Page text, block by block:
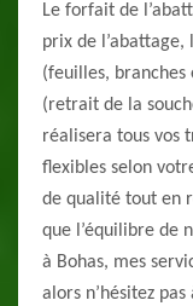
Le forfait de
prix de l’abattage,
(feuilles,
(retrait de la
réalisera tous vos
flexibles selon
de qualité tout en
que l’équilibre de
à Bohas, mes
alors n’hésitez